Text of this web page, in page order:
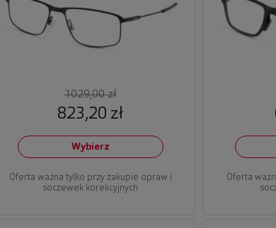
1029,00 zł
823,20 zł
Wybierz
Oferta ważna tylko przy zakupie opraw i
soczewek korekcyjnych
Oferta